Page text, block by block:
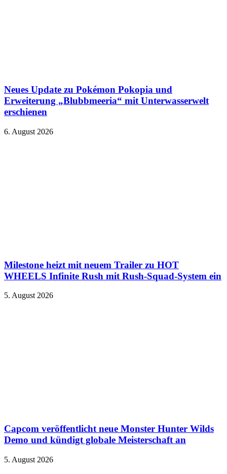
Neues Update zu Pokémon Pokopia und
Erweiterung „Blubbmeeria“ mit Unterwasserwelt
erschienen
6. August 2026
Milestone heizt mit neuem Trailer zu HOT
WHEELS Infinite Rush mit Rush-Squad-System ein
5. August 2026
Capcom veröffentlicht neue Monster Hunter Wilds
Demo und kündigt globale Meisterschaft an
5. August 2026